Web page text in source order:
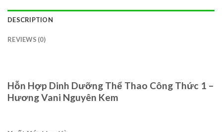
Kem
quantity
DESCRIPTION
REVIEWS (0)
Hỗn Hợp Dinh Dưỡng Thể Thao Công Thức 1 –
Hương Vani Nguyên Kem